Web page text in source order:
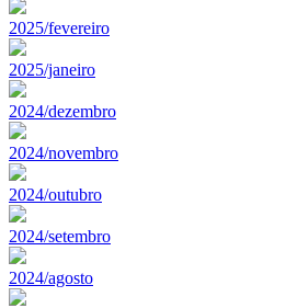
2025/fevereiro
2025/janeiro
2024/dezembro
2024/novembro
2024/outubro
2024/setembro
2024/agosto